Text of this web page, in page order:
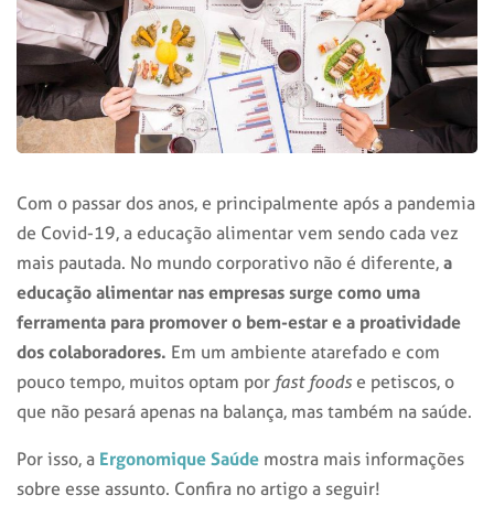
Com o passar dos anos, e principalmente após a pandemia
de Covid-19, a educação alimentar vem sendo cada vez
mais pautada. No mundo corporativo não é diferente, a
educação alimentar nas empresas surge como uma
ferramenta para promover o bem-estar e a proatividade
dos colaboradores. Em um ambiente atarefado e com
pouco tempo, muitos optam por fast foodse petiscos, o
que não pesará apenas na balança, mas também na saúde.
Por isso, a Ergonomique Saúde mostra mais informações
sobre esse assunto. Confira no artigo a seguir!